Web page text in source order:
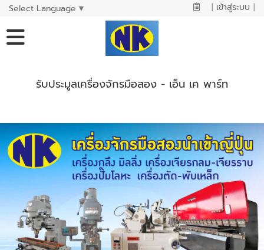
Select Language ▼ | เข้าสู่ระบบ |
รับประมูลเครื่องจักรมือสอง - เอ็น เค พาร์ท